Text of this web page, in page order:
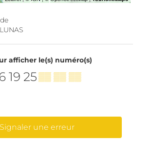
LUNAS
afficher le(s) numéro(s)
19 25▒▒ ▒▒ ▒▒
Signaler une erreur